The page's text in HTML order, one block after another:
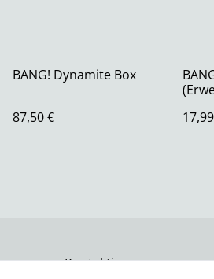
BANG! Dynamite Box
87,50 €
Kontaktiere uns